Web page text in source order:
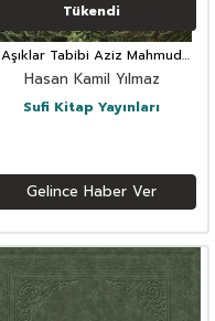
Tükendi
Aşıklar Tabibi Aziz Mahmud
Hüdayi Hz.
Hasan Kamil Yılmaz
Sufi Kitap Yayınları
Gelince Haber Ver